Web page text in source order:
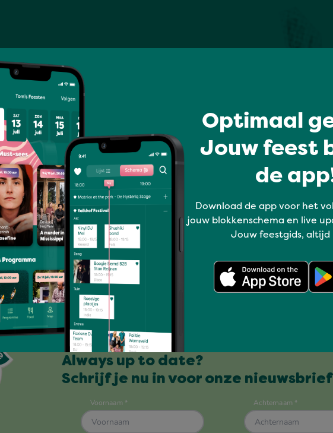
Optimaal
Jouw feest
de
Download de app voor het
jouw blokkenschema en live
Jouw feestgids, altijd
Always up to date?
Schrijf je nu in voor onze